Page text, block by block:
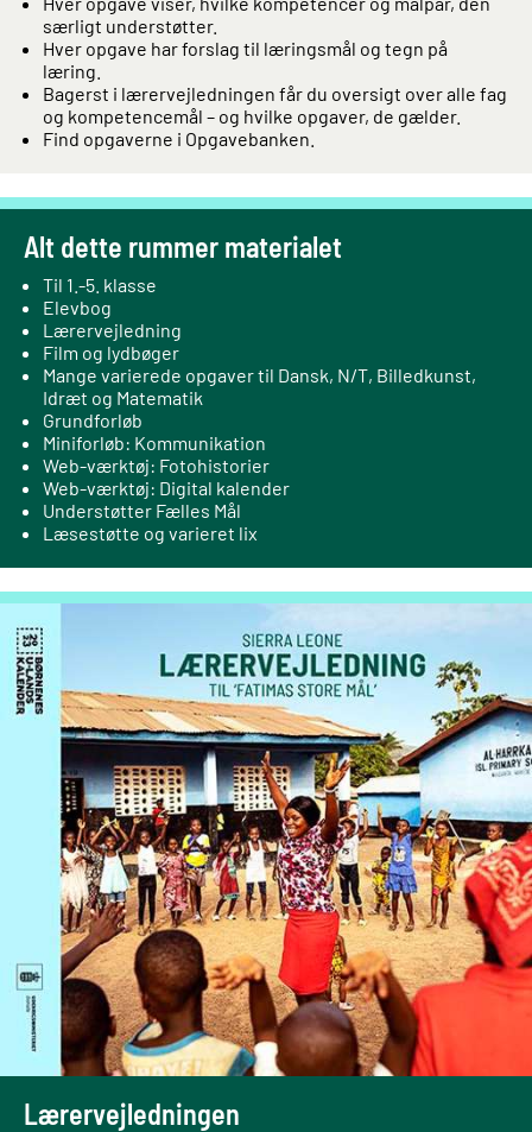
særligt understøtter.
Hver opgave har forslag til læringsmål og tegn på
læring.
Bagerst i lærervejledningen får du oversigt over alle fag
og kompetencemål – og hvilke opgaver, de gælder.
Find opgaverne i Opgavebanken.
Alt dette rummer materialet
Til 1.-5. klasse
Elevbog
Lærervejledning
Film og lydbøger
Mange varierede opgaver til Dansk, N/T, Billedkunst,
Idræt og Matematik
Grundforløb
Miniforløb: Kommunikation
Web-værktøj: Fotohistorier
Web-værktøj: Digital kalender
Understøtter Fælles Mål
Læsestøtte og varieret lix
Lærervejledningen